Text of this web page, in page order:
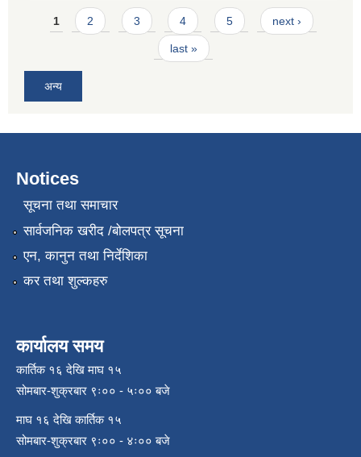
Pages
1 2 3 4 5 next ›
last »
अन्य
Notices
सूचना तथा समाचार
सार्वजनिक खरीद /बोलपत्र सूचना
एन, कानुन तथा निर्देशिका
कर तथा शुल्कहरु
कार्यालय समय
कार्तिक १६ देखि माघ १५
सोमबार-शुक्रबार ९ः०० - ५ः०० बजे
माघ १६ देखि कार्तिक १५
सोमबार-शुक्रबार ९ः०० - ४ः०० बजे